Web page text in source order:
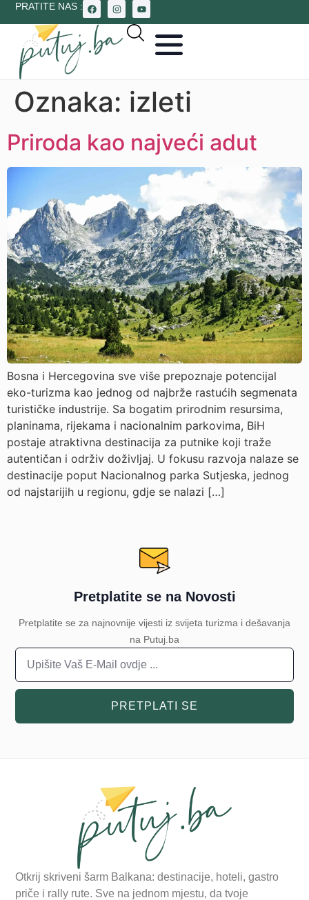
PRATITE NAS :
Oznaka: izleti
Priroda kao najveći adut
Bosna i Hercegovina sve više prepoznaje potencijal
eko-turizma kao jednog od najbrže rastućih segmenata
turističke industrije. Sa bogatim prirodnim resursima,
planinama, rijekama i nacionalnim parkovima, BiH
postaje atraktivna destinacija za putnike koji traže
autentičan i održiv doživljaj. U fokusu razvoja nalaze se
destinacije poput Nacionalnog parka Sutjeska, jednog
od najstarijih u regionu, gdje se nalazi […]
Pretplatite se na Novosti
Pretplatite se za najnovnije vijesti iz svijeta turizma i dešavanja
na Putuj.ba
PRETPLATI SE
Otkrij skriveni šarm Balkana: destinacije, hoteli, gastro
priče i rally rute. Sve na jednom mjestu, da tvoje